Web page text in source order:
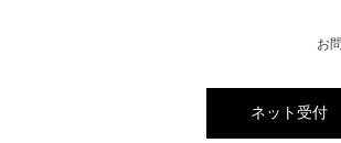
お
ネット受付